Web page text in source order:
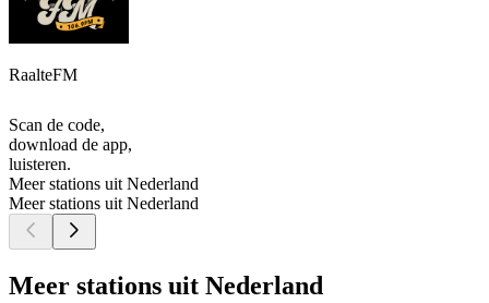
RaalteFM
Scan de code,
download de app,
luisteren.
Meer stations uit Nederland
Meer stations uit Nederland
Meer stations uit Nederland